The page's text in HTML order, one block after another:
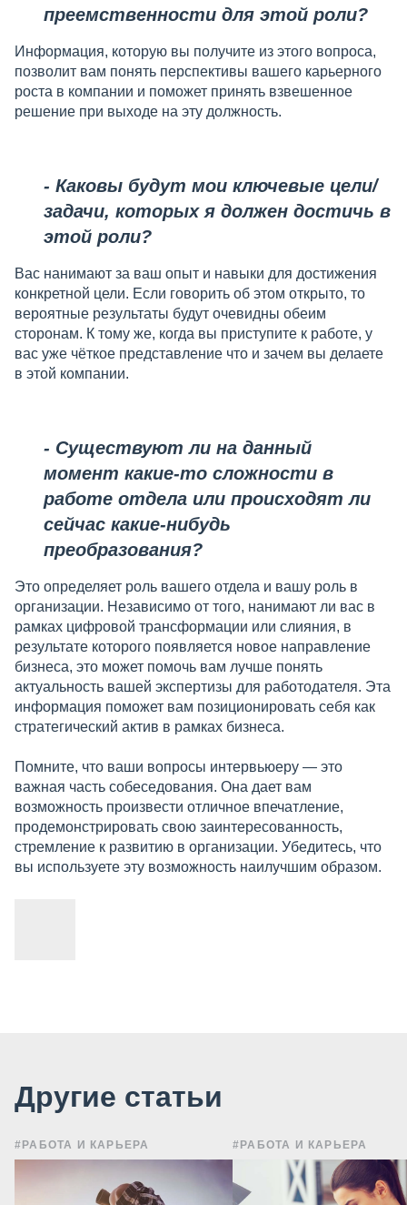
преемственности для этой роли?
Информация, которую вы получите из этого вопроса,
позволит вам понять перспективы вашего карьерного
роста в компании и поможет принять взвешенное
решение при выходе на эту должность.
- Каковы будут мои ключевые цели/
задачи, которых я должен достичь в
этой роли?
Вас нанимают за ваш опыт и навыки для достижения
конкретной цели. Если говорить об этом открыто, то
вероятные результаты будут очевидны обеим
сторонам. К тому же, когда вы приступите к работе, у
вас уже чёткое представление что и зачем вы делаете
в этой компании.
- Существуют ли на данный
момент какие-то сложности в
работе отдела или происходят ли
сейчас какие-нибудь
преобразования?
Это определяет роль вашего отдела и вашу роль в
организации. Независимо от того, нанимают ли вас в
рамках цифровой трансформации или слияния, в
результате которого появляется новое направление
бизнеса, это может помочь вам лучше понять
актуальность вашей экспертизы для работодателя. Эта
информация поможет вам позиционировать себя как
стратегический актив в рамках бизнеса.
Помните, что ваши вопросы интервьюеру — это
важная часть собеседования. Она дает вам
возможность произвести отличное впечатление,
продемонстрировать свою заинтересованность,
стремление к развитию в организации. Убедитесь, что
вы используете эту возможность наилучшим образом.
Другие статьи
#РАБОТА И КАРЬЕРА #РАБОТА И КАРЬЕРА